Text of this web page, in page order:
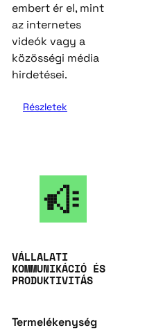
embert ér el, mint
az internetes
videók vagy a
közösségi média
hirdetései.
Részletek
VÁLLALATI
KOMMUNIKÁCIÓ ÉS
PRODUKTIVITÁS
Termelékenység